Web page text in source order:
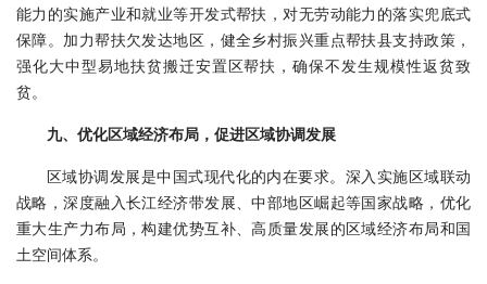
能力的实施产业和就业等开发式帮扶，对无劳动能力的落实兜底式
保障。加力帮扶欠发达地区，健全乡村振兴重点帮扶县支持政策，
强化大中型易地扶贫搬迁安置区帮扶，确保不发生规模性返贫致
贫。
九、优化区域经济布局，促进区域协调发展
区域协调发展是中国式现代化的内在要求。深入实施区域联动
战略，深度融入长江经济带发展、中部地区崛起等国家战略，优化
重大生产力布局，构建优势互补、高质量发展的区域经济布局和国
土空间体系。